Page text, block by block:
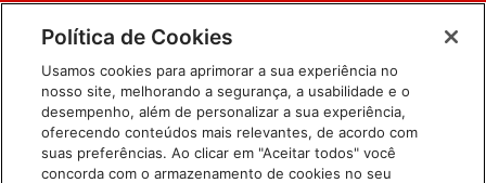
Política de Cookies
Usamos cookies para aprimorar a sua experiência no
nosso site, melhorando a segurança, a usabilidade e o
desempenho, além de personalizar a sua experiência,
oferecendo conteúdos mais relevantes, de acordo com
suas preferências. Ao clicar em "Aceitar todos" você
concorda com o armazenamento de cookies no seu